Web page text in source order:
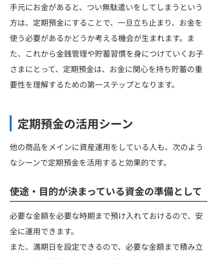
手元にお金があると、つい無駄遣いをしてしまうという
方は、定期預金にすることで、一旦立ち止まり、お金を
使う必要があるかどうか考える機会が生まれます。ま
た、これから金銭管理や貯蓄習慣を身につけていくお子
さまにとって、定期預金は、お金に関心を持ち貯蓄の重
要性を理解するための第一ステップとなります。
定期預金の活用シーン
他の商品をメインに資産運用をしている人も、次のよう
なシーンで定期預金を活用すると効果的です。
使途・目的が決まっている資金の準備として
必要な金額を必要な時期まで預け入れておけるので、安
全に運用できます。
また、満期日を設定できるので、必要な金額まで積み立